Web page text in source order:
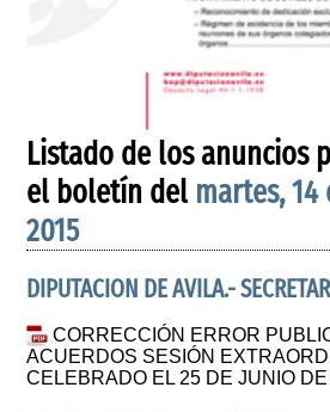
Listado de los anuncios
el boletín del martes,
2015
DIPUTACION DE AVILA.-
CORRECCIÓN ERROR
ACUERDOS SESIÓN
CELEBRADO EL 25 DE JUNIO